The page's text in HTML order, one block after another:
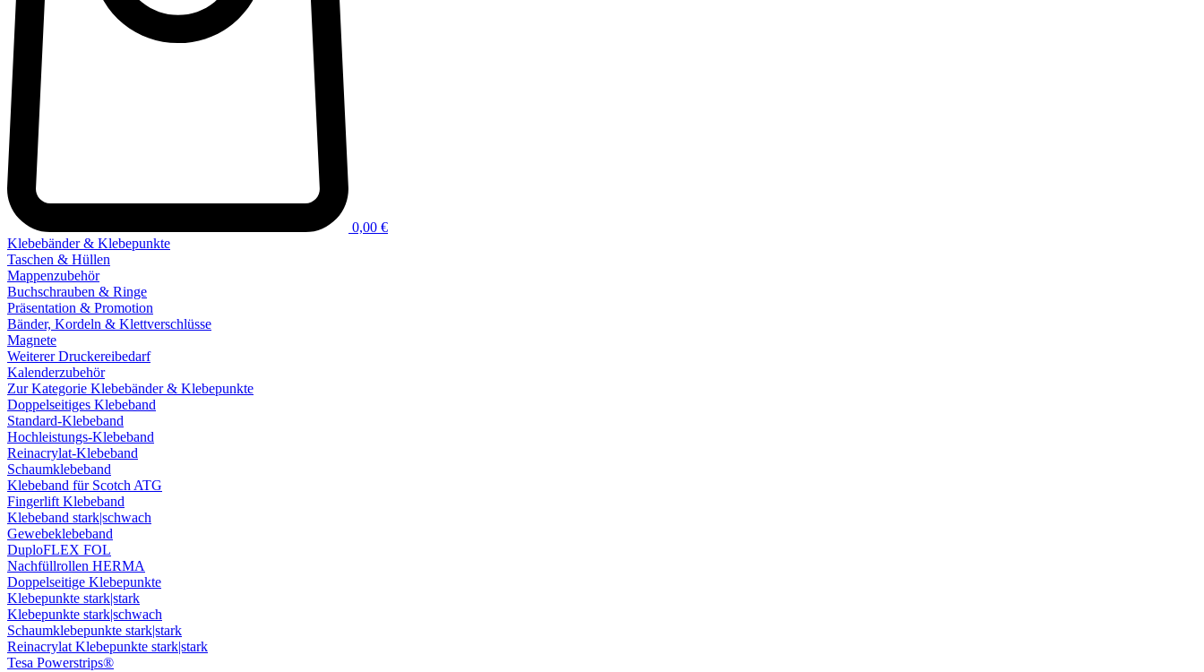
0,00 €
Klebebänder & Klebepunkte
Taschen & Hüllen
Mappenzubehör
Buchschrauben & Ringe
Präsentation & Promotion
Bänder, Kordeln & Klettverschlüsse
Magnete
Weiterer Druckereibedarf
Kalenderzubehör
Zur Kategorie Klebebänder & Klebepunkte
Doppelseitiges Klebeband
Standard-Klebeband
Hochleistungs-Klebeband
Reinacrylat-Klebeband
Schaumklebeband
Klebeband für Scotch ATG
Fingerlift Klebeband
Klebeband stark|schwach
Gewebeklebeband
DuploFLEX FOL
Nachfüllrollen HERMA
Doppelseitige Klebepunkte
Klebepunkte stark|stark
Klebepunkte stark|schwach
Schaumklebepunkte stark|stark
Reinacrylat Klebepunkte stark|stark
Tesa Powerstrips®